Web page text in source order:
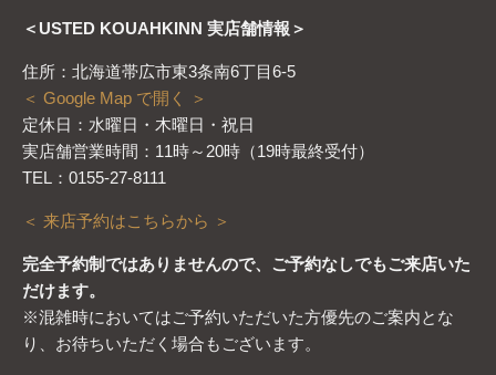
＜USTED KOUAHKINN 実店舗情報＞
住所：北海道帯広市東3条南6丁目6-5
＜ Google Map で開く ＞
定休日：水曜日・木曜日・祝日
実店舗営業時間：11時～20時（19時最終受付）
TEL：0155-27-8111
＜ 来店予約はこちらから ＞
完全予約制ではありませんので、ご予約なしでもご来店いた
だけます。
※混雑時においてはご予約いただいた方優先のご案内とな
り、お待ちいただく場合もございます。